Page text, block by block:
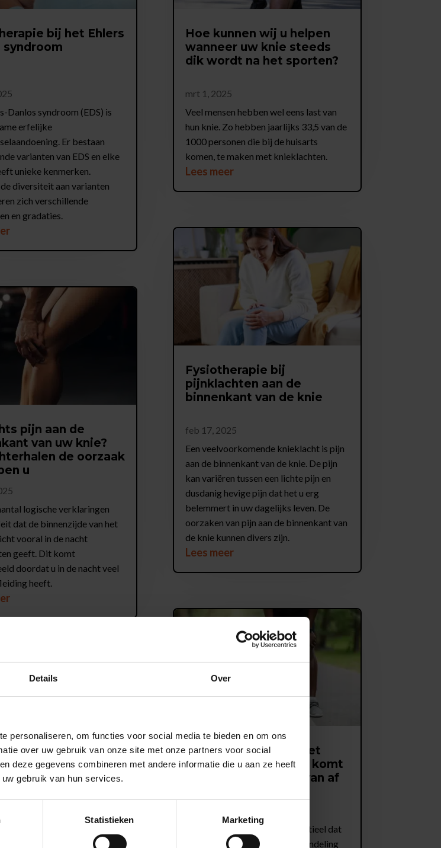
Details Over
personaliseren, om functies voor social media te bieden en om ons
over uw gebruik van onze site met onze partners voor social
deze gegevens combineren met andere informatie die u aan ze heeft
gebruik van hun services.
Statistieken Marketing
bij het Ehlers
syndroom
Danlos syndroom (EDS) is
erfelijke
Er bestaan
varianten van EDS en elke
unieke kenmerken.
diversiteit aan varianten
zich verschillende
en gradaties.
pijn aan de
van uw knie?
de oorzaak
u
logische verklaringen
dat de binnenzijde van het
vooral in de nacht
geeft. Dit komt
doordat u in de nacht veel
heeft.
knieoperatie
Hoe kunnen wij u helpen
wanneer uw knie steeds
dik wordt na het sporten?
mrt 1, 2025
Veel mensen hebben wel eens last van
hun knie. Zo hebben jaarlijks 33,5 van de
1000 personen die bij de huisarts
komen, te maken met knieklachten.
Lees meer
Fysiotherapie bij
pijnklachten aan de
binnenkant van de knie
feb 17, 2025
Een veelvoorkomende knieklacht is pijn
aan de binnenkant van de knie. De pijn
kan variëren tussen een lichte pijn en
dusdanig hevige pijn dat het u erg
belemmert in uw dagelijks leven. De
oorzaken van pijn aan de binnenkant van
de knie kunnen divers zijn.
Lees meer
Vocht in de knie na het
hardlopen: waardoor komt
dit en hoe kom je ervan af
Bij vocht in de knie is het essentieel dat
je niet alleen kijkt naar de behandeling